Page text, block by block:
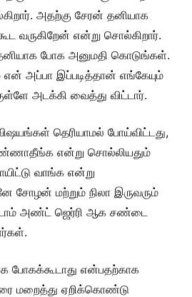
அதற்கு சேரன் தனியாக
வருகிறேன் என்று சொல்கிறார்.
போக அனுமதி கொடுங்கள்.
என் அப்பா இப்படித்தான் எங்கேயும்
அடக்கி வைத்து விட்டார்.
தெரியாமல் போய்விட்டது,
என்று சொல்லியதும்
வாங்க என்று
சோழன் மற்றும் நிலா இருவரும்
அண்ட் ஜெர்ரி ஆக சண்டை
போகக்கூடாது என்பதற்காக
மறைத்து ஏறிக்கொண்டு